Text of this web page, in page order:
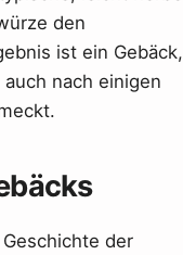
den
ist ein Gebäck,
nach einigen
der